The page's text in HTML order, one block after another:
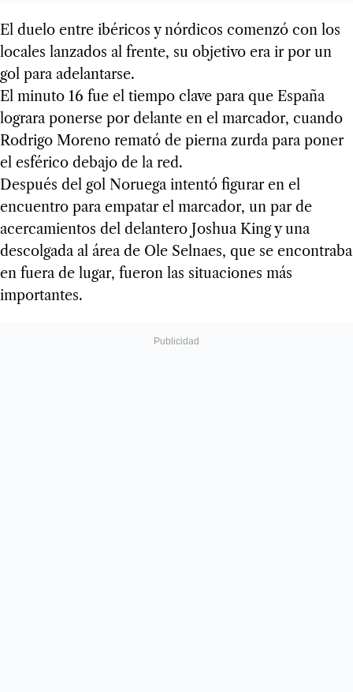
El duelo entre ibéricos y nórdicos comenzó con los
locales lanzados al frente, su objetivo era ir por un
gol para adelantarse.
El minuto 16 fue el tiempo clave para que España
lograra ponerse por delante en el marcador, cuando
Rodrigo Moreno remató de pierna zurda para poner
el esférico debajo de la red.
Después del gol Noruega intentó figurar en el
encuentro para empatar el marcador, un par de
acercamientos del delantero Joshua King y una
descolgada al área de Ole Selnaes, que se encontraba
en fuera de lugar, fueron las situaciones más
importantes.